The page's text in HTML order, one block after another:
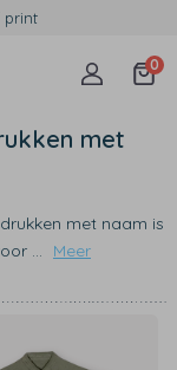
print
0
met
met naam is
... Meer